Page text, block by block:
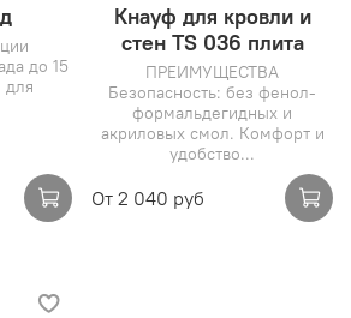
до 15
для
Кнауф для кровли и
стен TS 036 плита
ПРЕИМУЩЕСТВА
Безопасность: без фенол-
формальдегидных и
акриловых смол. Комфорт и
удобство...
От 2 040 руб